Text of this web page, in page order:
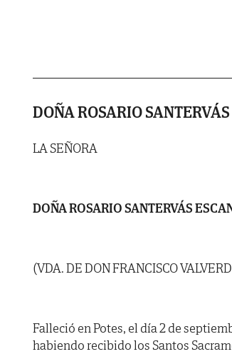
DOÑA ROSARIO
LA SEÑORA
DOÑA ROSARIO SANTERVÁS
(VDA. DE DON FRANCISCO
Falleció en Potes, el día 2 de
habiendo recibido los Santos